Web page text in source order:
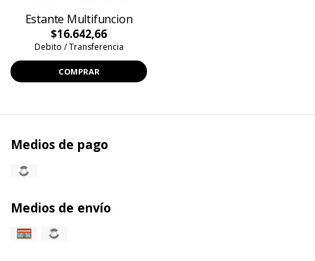
Estante Multifuncion
$16.642,66
Debito / Transferencia
COMPRAR
Medios de pago
Medios de envío